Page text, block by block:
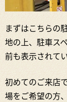
まずはこちらの
地の上、駐車ス
前も表示されて
初めてのご来店
場をご希望の方